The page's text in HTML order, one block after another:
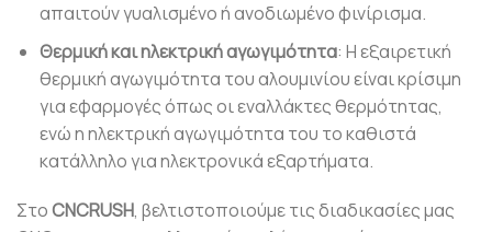
απαιτούν γυαλισμένο ή ανοδιωμένο φινίρισμα.
Θερμική και ηλεκτρική αγωγιμότητα: Η εξαιρετική
θερμική αγωγιμότητα του αλουμινίου είναι κρίσιμη
για εφαρμογές όπως οι εναλλάκτες θερμότητας,
ενώ η ηλεκτρική αγωγιμότητα του το καθιστά
κατάλληλο για ηλεκτρονικά εξαρτήματα.
ΣτοCNCRUSH, βελτιστοποιούμε τις διαδικασίες μας